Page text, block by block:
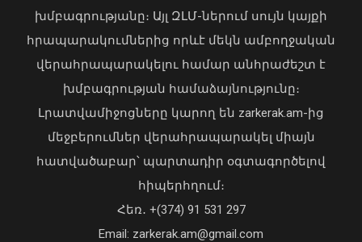
Վահագն Խաչատուրյանն ընդունել է
Picsart ընկերության հիմնադիր և
գործադիր տնօրեն Հովհաննես
06 Օգոստոս, 2026 22:51
Վարչապետ Փաշինյանն այցելել է
«ԷԼԵՎԵՅԹ ԷՅԱՅ» արհեստական
բանականության գործարան
խմբագրությանը։ Այլ ԶԼՄ-ներում սույն կայքի
հրապարակումներից որևէ մեկն ամբողջական
վերահրապարակելու համար անհրաժեշտ է
խմբագրության համաձայնությունը։
Լրատվամիջոցները կարող են zarkerak.am-ից
մեջբերումներ վերահրապարակել միայն
հատվածաբար՝ պարտադիր օգտագործելով
հիպերհղում։
Հեռ․ +(374) 91 531 297
Email: zarkerak.am@gmail.com